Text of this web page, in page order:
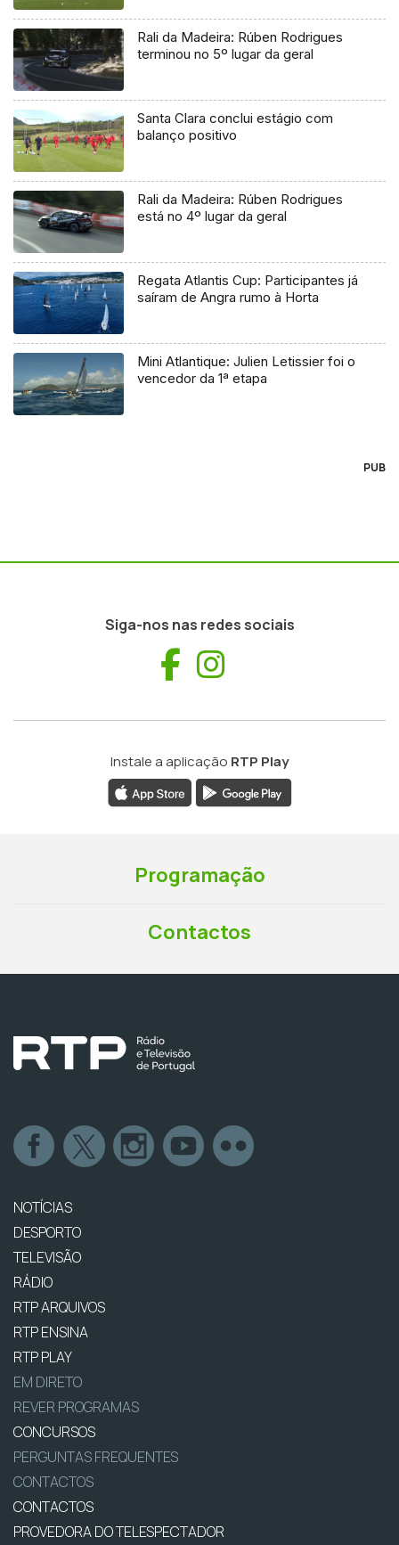
Rali da Madeira: Rúben Rodrigues
terminou no 5º lugar da geral
Santa Clara conclui estágio com
balanço positivo
Rali da Madeira: Rúben Rodrigues
está no 4º lugar da geral
Regata Atlantis Cup: Participantes já
saíram de Angra rumo à Horta
Mini Atlantique: Julien Letissier foi o
vencedor da 1ª etapa
PUB
Siga-nos nas redes sociais
Facebook
Instale a aplicação RTP Play
Programação
Contactos
NOTÍCIAS
DESPORTO
TELEVISÃO
RÁDIO
RTP ARQUIVOS
RTP ENSINA
RTP PLAY
EM DIRETO
REVER PROGRAMAS
CONCURSOS
PERGUNTAS FREQUENTES
CONTACTOS
CONTACTOS
PROVEDORA DO TELESPECTADOR